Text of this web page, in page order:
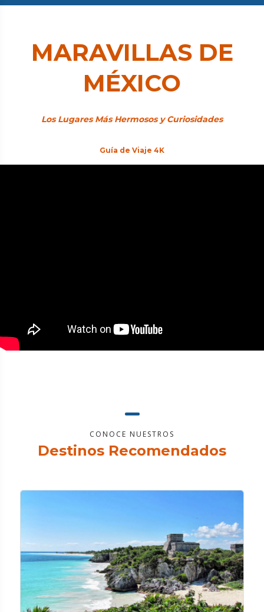
MARAVILLAS DE
MÉXICO
Los Lugares Más Hermosos y Curiosidades
Guía de Viaje 4K
CONOCE NUESTROS
Destinos Recomendados
¿QUÉ HACER?
Conoce sus majestuosos sitios
arqueológicos.
Ven a sus parques naturales y
tématicos que son únicos en el
mundo.
Maravíllate con sus increíbles cenotes.